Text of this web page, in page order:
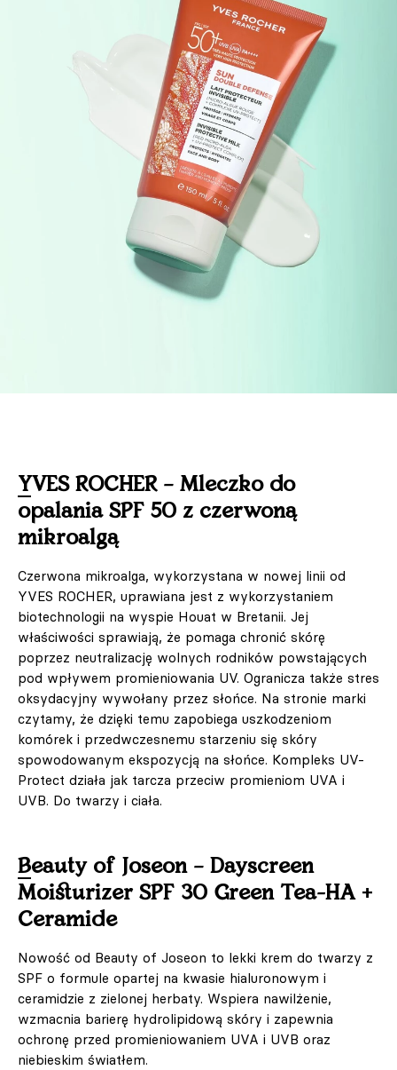
YVES ROCHER – Mleczko do
opalania SPF 50 z czerwoną
mikroalgą
Czerwona mikroalga, wykorzystana w nowej linii od
YVES ROCHER, uprawiana jest z wykorzystaniem
biotechnologii na wyspie Houat w Bretanii. Jej
właściwości sprawiają, że pomaga chronić skórę
poprzez neutralizację wolnych rodników powstających
pod wpływem promieniowania UV. Ogranicza także stres
oksydacyjny wywołany przez słońce. Na stronie marki
czytamy, że dzięki temu zapobiega uszkodzeniom
komórek i przedwczesnemu starzeniu się skóry
spowodowanym ekspozycją na słońce. Kompleks UV-
Protect działa jak tarcza przeciw promieniom UVA i
UVB. Do twarzy i ciała.
Beauty of Joseon – Dayscreen
Moisturizer SPF 30 Green Tea-HA +
Ceramide
Nowość od Beauty of Joseon to lekki krem do twarzy z
SPF o formule opartej na kwasie hialuronowym i
ceramidzie z zielonej herbaty. Wspiera nawilżenie,
wzmacnia barierę hydrolipidową skóry i zapewnia
ochronę przed promieniowaniem UVA i UVB oraz
niebieskim światłem.